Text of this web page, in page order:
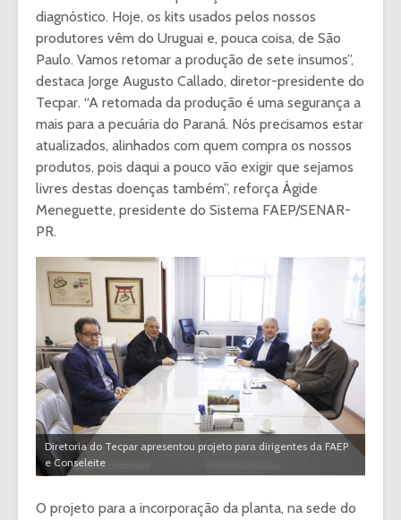
diagnóstico. Hoje, os kits usados pelos nossos
produtores vêm do Uruguai e, pouca coisa, de São
Paulo. Vamos retomar a produção de sete insumos”,
destaca Jorge Augusto Callado, diretor-presidente do
Tecpar. “A retomada da produção é uma segurança a
mais para a pecuária do Paraná. Nós precisamos estar
atualizados, alinhados com quem compra os nossos
produtos, pois daqui a pouco vão exigir que sejamos
livres destas doenças também”, reforça Ágide
Meneguette, presidente do Sistema FAEP/SENAR-
PR.
Diretoria do Tecpar apresentou projeto para dirigentes da FAEP
e Conseleite
O projeto para a incorporação da planta, na sede do